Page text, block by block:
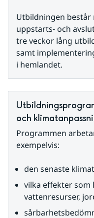
Utbildningen består
uppstarts- och
tre veckor lång
samt
i hemlandet.
och
Programmen
exempelvis:
den senaste
vilka effekter
vattenresurser,